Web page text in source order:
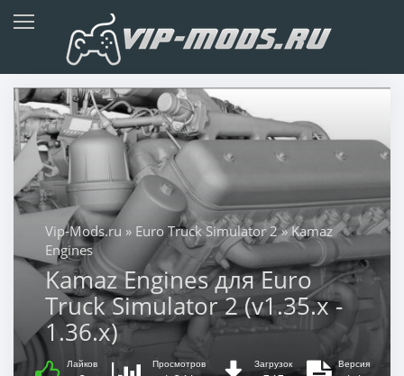
Vip-Mods.ru » Euro Truck Simulator 2» Kamaz
Еngines
Kamaz Еngines для Euro
Truck Simulator 2 (v1.35.x -
1.36.x)
Лайков Просмотров Загрузок Версия